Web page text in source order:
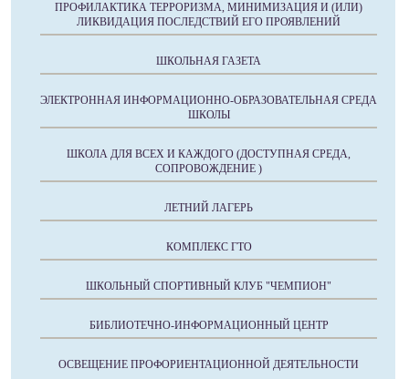
ПРОФИЛАКТИКА ТЕРРОРИЗМА, МИНИМИЗАЦИЯ И (ИЛИ)
ЛИКВИДАЦИЯ ПОСЛЕДСТВИЙ ЕГО ПРОЯВЛЕНИЙ
ШКОЛЬНАЯ ГАЗЕТА
ЭЛЕКТРОННАЯ ИНФОРМАЦИОННО-ОБРАЗОВАТЕЛЬНАЯ СРЕДА
ШКОЛЫ
ШКОЛА ДЛЯ ВСЕХ И КАЖДОГО (ДОСТУПНАЯ СРЕДА,
СОПРОВОЖДЕНИЕ )
ЛЕТНИЙ ЛАГЕРЬ
КОМПЛЕКС ГТО
ШКОЛЬНЫЙ СПОРТИВНЫЙ КЛУБ "ЧЕМПИОН"
БИБЛИОТЕЧНО-ИНФОРМАЦИОННЫЙ ЦЕНТР
ОСВЕЩЕНИЕ ПРОФОРИЕНТАЦИОННОЙ ДЕЯТЕЛЬНОСТИ